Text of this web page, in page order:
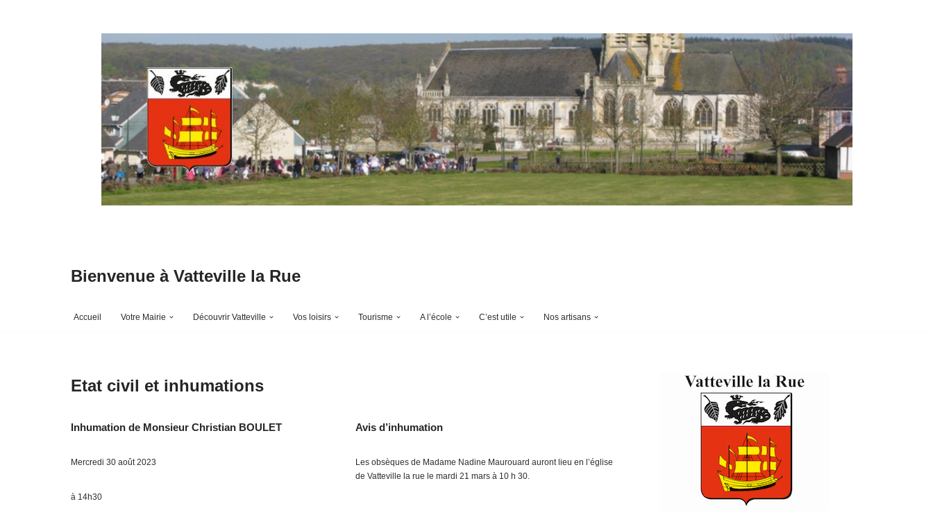
Bienvenue à Vatteville la Rue
Accueil Votre Mairie Découvrir Vatteville Vos loisirs Tourisme A l’école C’est utile Nos artisans
Etat civil et inhumations
Inhumation de Monsieur Christian BOULET
Mercredi 30 août 2023
à 14h30
Avis d’inhumation
Les obsèques de Madame Nadine Maurouard auront lieu en l’église
de Vatteville la rue le mardi 21 mars à 10 h 30.